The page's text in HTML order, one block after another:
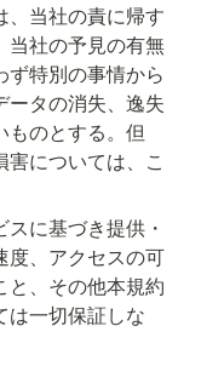
、当社の責に帰す
当社の予見の有無
ず特別の事情から
ータの消失、逸失
ものとする。但
害については、こ
に基づき提供・
度、アクセスの可
と、その他本規約
は一切保証しな